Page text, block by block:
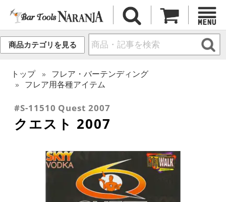
商品カテゴリを見る
トップ
フレア・バーテンディング
フレア用各種アイテム
#S-11510 Quest 2007
クエスト 2007